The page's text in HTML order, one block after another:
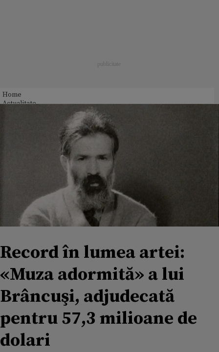
Home
Actualitate
Record în lumea artei:
«Muza adormită» a lui
Brâncuşi, adjudecată
pentru 57,3 milioane de
dolari